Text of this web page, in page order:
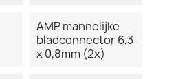
AMP mannelijke
bladconnector 6,3
x 0,8mm (2x)